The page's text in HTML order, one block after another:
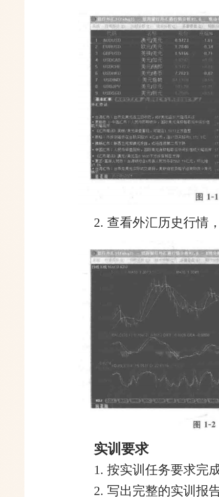
2. 查看外汇历史行情
实训要求
1. 按实训任务要求完
2. 写出完整的实训报